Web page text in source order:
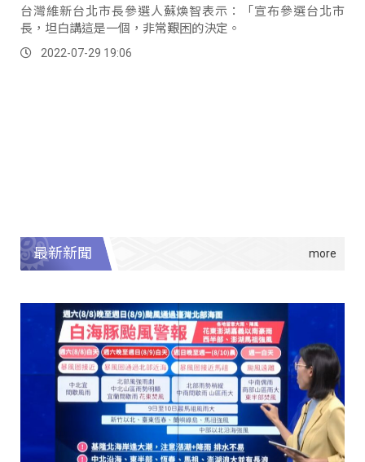
台灣維新台北市長參選人蘇煥智表示：「宣布參選台北市
長，坦白講這是一個，非常艱困的決定。
2022-07-29 19:06
最新新聞